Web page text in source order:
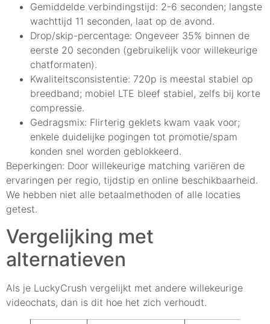
Gemiddelde verbindingstijd: 2-6 seconden; langste
wachttijd 11 seconden, laat op de avond.
Drop/skip-percentage: Ongeveer 35% binnen de
eerste 20 seconden (gebruikelijk voor willekeurige
chatformaten).
Kwaliteitsconsistentie: 720p is meestal stabiel op
breedband; mobiel LTE bleef stabiel, zelfs bij korte
compressie.
Gedragsmix: Flirterig geklets kwam vaak voor;
enkele duidelijke pogingen tot promotie/spam
konden snel worden geblokkeerd.
Beperkingen: Door willekeurige matching variëren de
ervaringen per regio, tijdstip en online beschikbaarheid.
We hebben niet alle betaalmethoden of alle locaties
getest.
Vergelijking met
alternatieven
Als je LuckyCrush vergelijkt met andere willekeurige
videochats, dan is dit hoe het zich verhoudt.